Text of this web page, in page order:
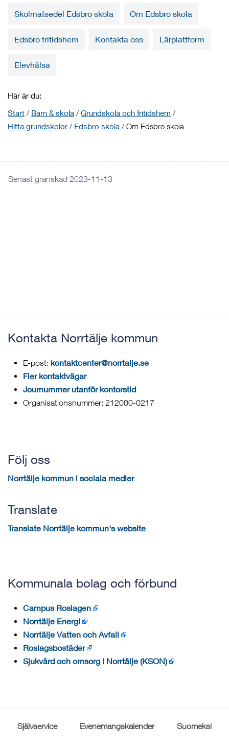
Skolmatsedel Edsbro skola Om Edsbro skola
Edsbro fritidshem Kontakta oss Lärplattform
Elevhälsa
Här är du:
Start / Barn & skola / Grundskola och fritidshem /
Hitta grundskolor / Edsbro skola / Om Edsbro skola
Senast granskad 2023-11-13
Kontakta Norrtälje kommun
E-post: kontaktcenter@norrtalje.se
Fler kontaktvägar
Journummer utanför kontorstid
Organisationsnummer: 212000-0217
Följ oss
Norrtälje kommun i sociala medier
Translate
Translate Norrtälje kommun's website
Kommunala bolag och förbund
Campus Roslagen
Norrtälje Energi
Norrtälje Vatten och Avfall
Roslagsbostäder
Sjukvård och omsorg i Norrtälje (KSON)
Självservice Evenemangskalender Suomeksi